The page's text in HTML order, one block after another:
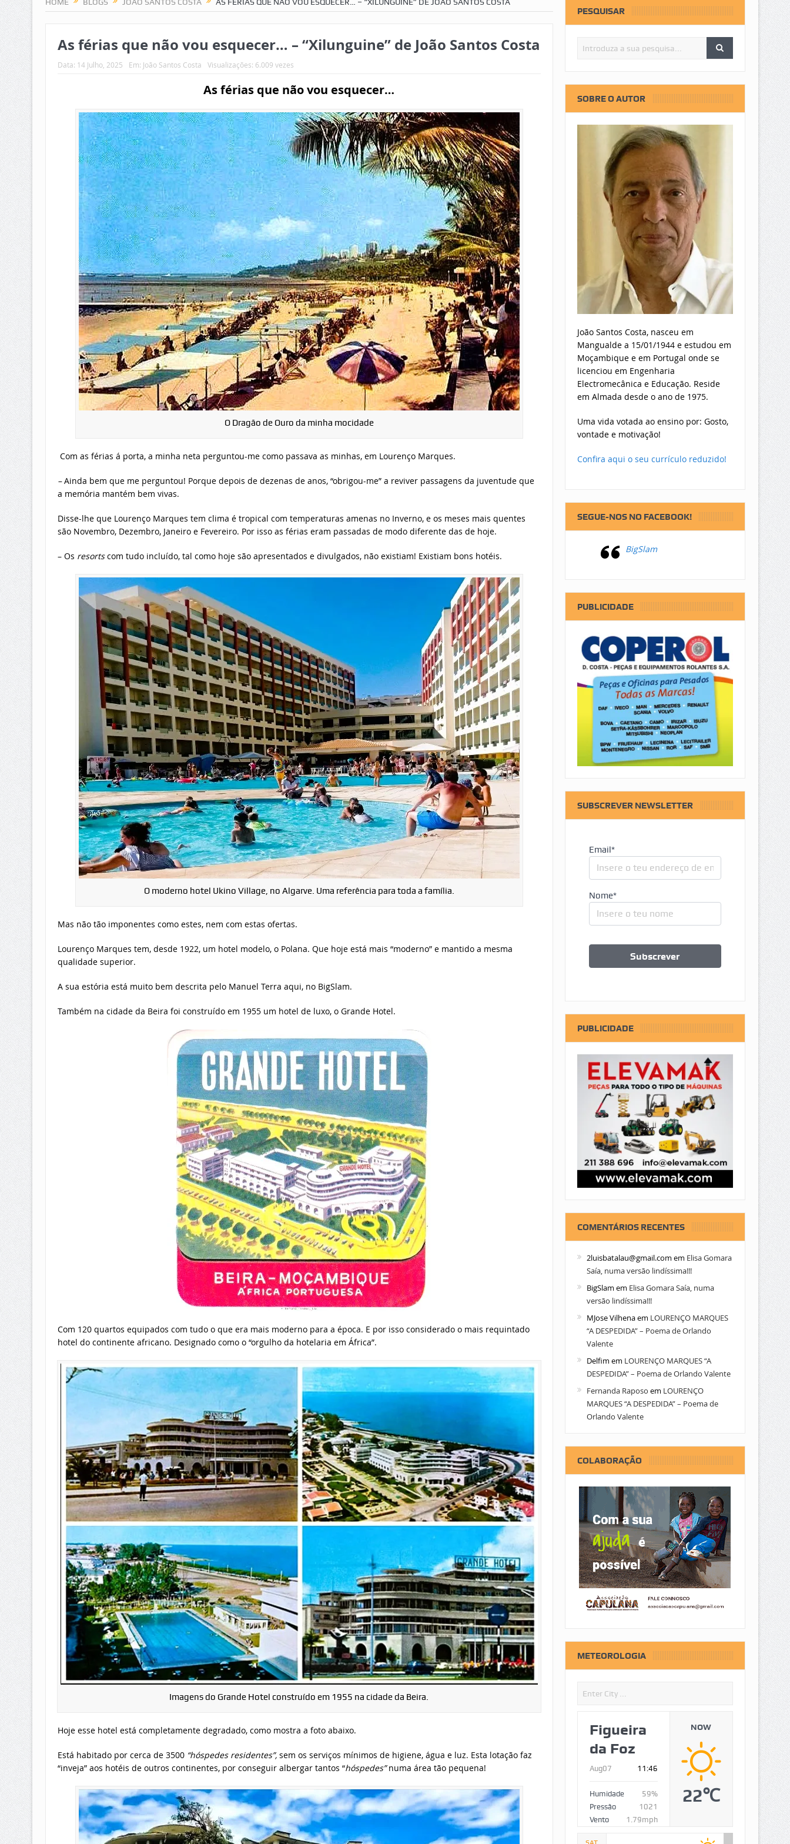
As férias que não vou esquecer… – “Xilunguine” de João Santos Costa
Data: 14 Julho, 2025 Em: João Santos Costa Visualizações: 6.009 vezes
As férias que não vou esquecer…
O Dragão de Ouro da minha mocidade
Com as férias á porta, a minha neta perguntou-me como passava as minhas, em Lourenço Marques.
–Ainda bem que me perguntou! Porque depois de dezenas de anos, “obrigou-me” a reviver passagens da juventude que
a memória mantém bem vivas.
Disse-lhe que Lourenço Marques tem clima é tropical com temperaturas amenas no Inverno, e os meses mais quentes
são Novembro, Dezembro, Janeiro e Fevereiro. Por isso as férias eram passadas de modo diferente das de hoje.
– Os resortscom tudo incluído, tal como hoje são apresentados e divulgados, não existiam! Existiam bons hotéis.
O moderno hotel Ukino Village, no Algarve. Uma referência para toda a família.
Mas não tão imponentes como estes, nem com estas ofertas.
Lourenço Marques tem, desde 1922, um hotel modelo, o Polana. Que hoje está mais “moderno” e mantido a mesma
qualidade superior.
A sua estória está muito bem descrita pelo Manuel Terra aqui, no BigSlam.
Também na cidade da Beira foi construído em 1955 um hotel de luxo, o Grande Hotel.
Com 120 quartos equipados com tudo o que era mais moderno para a época. E por isso considerado o mais requintado
hotel do continente africano. Designado como o “orgulho da hotelaria em África”.
Imagens do Grande Hotel construído em 1955 na cidade da Beira.
Hoje esse hotel está completamente degradado, como mostra a foto abaixo.
Está habitado por cerca de 3500 “hóspedes residentes”,sem os serviços mínimos de higiene, água e luz. Esta lotação faz
“inveja” aos hotéis de outros continentes, por conseguir albergar tantos “hóspedes”numa área tão pequena!
PESQUISAR
SOBRE O AUTOR
João Santos Costa, nasceu em
Mangualde a 15/01/1944 e estudou em
Moçambique e em Portugal onde se
licenciou em Engenharia
Electromecânica e Educação. Reside
em Almada desde o ano de 1975.
Uma vida votada ao ensino por: Gosto,
vontade e motivação!
Confira aqui o seu currículo reduzido!
SEGUE-NOS NO FACEBOOK!
BigSlam
PUBLICIDADE
SUBSCREVER NEWSLETTER
Email*
Nome*
PUBLICIDADE
COMENTÁRIOS RECENTES
2luisbatalau@gmail.com em Elisa Gomara
Saía, numa versão lindíssima!!!
BigSlam em Elisa Gomara Saía, numa
versão lindíssima!!!
MJose Vilhenaem LOURENÇO MARQUES
“A DESPEDIDA” – Poema de Orlando
Valente
Delfim em LOURENÇO MARQUES “A
DESPEDIDA” – Poema de Orlando Valente
Fernanda Raposo em LOURENÇO
MARQUES “A DESPEDIDA” – Poema de
Orlando Valente
COLABORAÇÃO
METEOROLOGIA
Figueira
da Foz
Aug07 11:46
Humidade
59%
Pressão
1021
Vento
1.79mph
NOW
22℃